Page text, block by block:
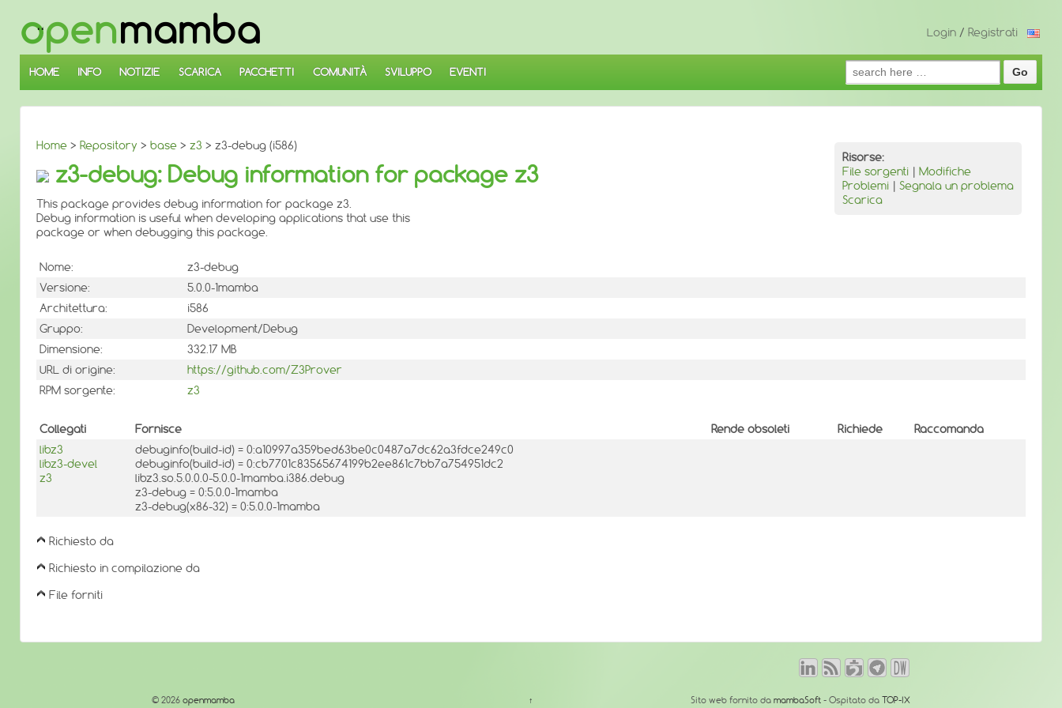
SALTA
AL
CONTENUTO
PRINCIPALE
Login / Registrati
HOME INFO NOTIZIE SCARICA PACCHETTI COMUNITÀ SVILUPPO EVENTI
Search
for:
Home > Repository > base > z3 > z3-debug (i586)
Risorse:
File sorgenti | Modifiche
Problemi | Segnala un problema
Scarica
z3-debug: Debug information for package z3
This package provides debug information for package z3.
Debug information is useful when developing applications that use this
package or when debugging this package.
Nome:
z3-debug
Versione:
5.0.0-1mamba
Architettura:
i586
Gruppo:
Development/Debug
Dimensione:
332.17 MB
URL di origine:
https://github.com/Z3Prover
RPM sorgente:
z3
Collegati Fornisce Rende obsoleti Richiede
Raccomanda
libz3
libz3-devel
z3
debuginfo(build-id) = 0:a10997a359bed63be0c0487a7dc62a3fdce249c0
debuginfo(build-id) = 0:cb7701c83565674199b2ee861c7bb7a754951dc2
libz3.so.5.0.0.0-5.0.0-1mamba.i386.debug
z3-debug = 0:5.0.0-1mamba
z3-debug(x86-32) = 0:5.0.0-1mamba
Richiesto da
Richiesto in compilazione da
File forniti
© 2026 openmamba ↑ Sito web fornito da mambaSoft- Ospitato da TOP-IX